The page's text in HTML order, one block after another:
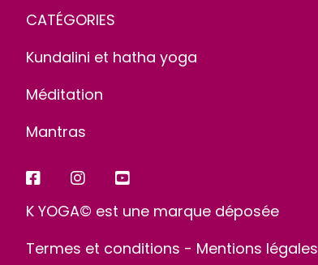
CATÉGORIES
Kundalini et hatha yoga
Méditation
Mantras
K YOGA© est une marque déposée
Termes et conditions - Mentions légales